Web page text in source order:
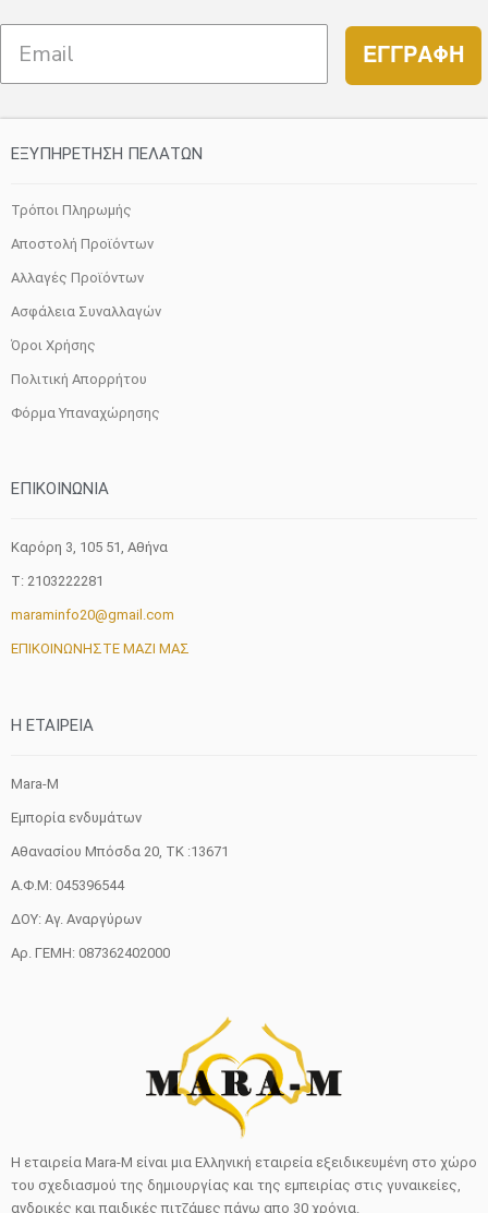
ΕΓΓΡΑΦΗ
ΕΞΥΠΗΡΕΤΗΣΗ ΠΕΛΑΤΩΝ
Τρόποι Πληρωμής
Αποστολή Προϊόντων
Αλλαγές Προϊόντων
Ασφάλεια Συναλλαγών
Όροι Χρήσης
Πολιτική Απορρήτου
Φόρμα Υπαναχώρησης
ΕΠΙΚΟΙΝΩΝΙΑ
Καρόρη 3, 105 51, Aθήνα
T: 2103222281
maraminfo20@gmail.com
ΕΠΙΚΟΙΝΩΝΗΣΤΕ ΜΑΖΙ ΜΑΣ
H ETAIΡΕΙΑ
Mara-M
Εμπορία ενδυμάτων
Αθανασίου Μπόσδα 20, ΤΚ :13671
Α.Φ.Μ: 045396544
ΔΟΥ: Αγ. Αναργύρων
Αρ. ΓΕΜΗ: 087362402000
Η εταιρεία Mara-M είναι μια Ελληνική εταιρεία εξειδικευμένη στο χώρο
του σχεδιασμού της δημιουργίας και της εμπειρίας στις γυναικείες,
ανδρικές και παιδικές πιτζάμες πάνω απο 30 χρόνια.